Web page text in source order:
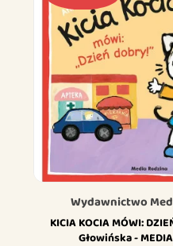
Wydawnictwo
KICIA KOCIA MÓWI:
Głowińska -